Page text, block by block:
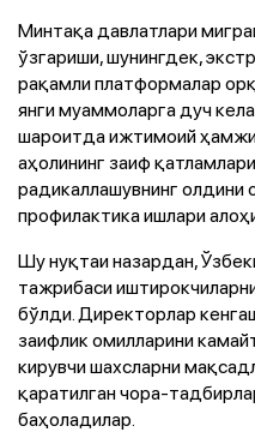
Минтақа давлатлари
ўзгариши, шунингдек,
рақамли платформалар
янги муаммоларга дуч
шароитда ижтимоий
аҳолининг заиф
радикаллашувнинг олдини
профилактика ишлари
Шу нуқтаи назардан,
тажрибаси
бўлди. Директорлар
заифлик омилларини
кирувчи шахсларни
қаратилган чора-
баҳоладилар.